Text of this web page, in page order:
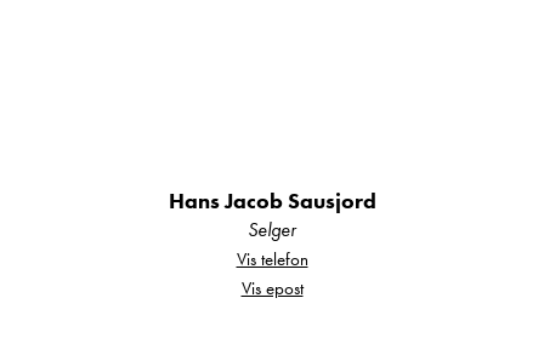
Hans Jacob Sausjord
Selger
Vis telefon
Vis epost